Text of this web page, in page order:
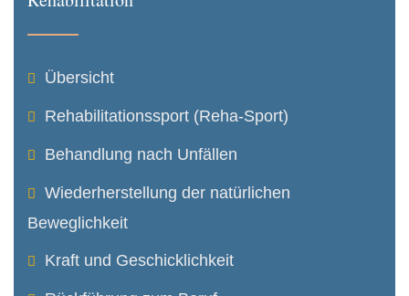
Übersicht
Rehabilitations­sport (Reha-Sport)
Behandlung nach Unfällen
Wiederher­stellung der natürlichen
Beweglichkeit
Kraft und Geschicklichkeit